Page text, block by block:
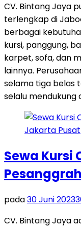
CV. Bintang Jaya
terlengkap di
berbagai
kursi, panggung,
karpet, sofa, dan
lainnya.
selama tiga belas
selalu mendukung
Sewa Kursi
pada30 Juni 2023
CV. Bintang Jaya